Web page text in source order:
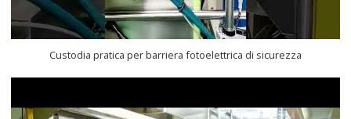
Custodia pratica per barriera fotoelettrica di sicurezza